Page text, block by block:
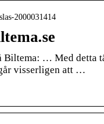
2000031414
… Med detta
visserligen att …